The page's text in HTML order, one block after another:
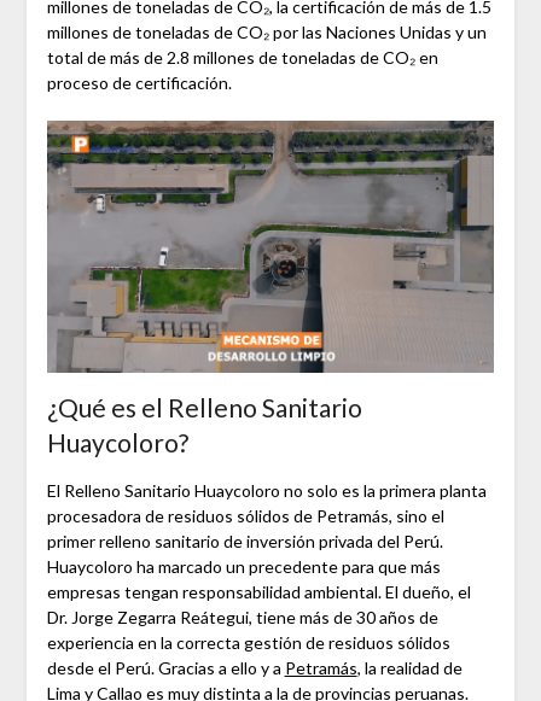
millones de toneladas de CO₂, la certificación de más de 1.5
millones de toneladas de CO₂ por las Naciones Unidas y un
total de más de 2.8 millones de toneladas de CO₂ en
proceso de certificación.
¿Qué es el Relleno Sanitario
Huaycoloro?
El Relleno Sanitario Huaycoloro no solo es la primera planta
procesadora de residuos sólidos de Petramás, sino el
primer relleno sanitario de inversión privada del Perú.
Huaycoloro ha marcado un precedente para que más
empresas tengan responsabilidad ambiental. El dueño, el
Dr. Jorge Zegarra Reátegui, tiene más de 30 años de
experiencia en la correcta gestión de residuos sólidos
desde el Perú. Gracias a ello y a Petramás, la realidad de
Lima y Callao es muy distinta a la de provincias peruanas.